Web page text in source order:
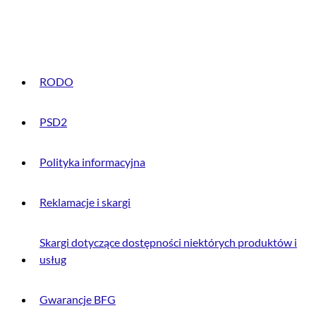
RODO
PSD2
Polityka informacyjna
Reklamacje i skargi
Skargi dotyczące dostępności niektórych produktów i
usług
Gwarancje BFG